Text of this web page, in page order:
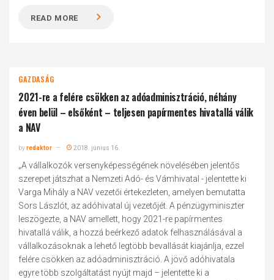
READ MORE
GAZDASÁG
2021-re a felére csökken az adóadminisztráció, néhány
éven belül – elsőként – teljesen papírmentes hivatallá válik
a NAV
byredaktor 2018. június 16.
„A vállalkozók versenyképességének növelésében jelentős
szerepet játszhat a Nemzeti Adó- és Vámhivatal - jelentette ki
Varga Mihály a NAV vezetői értekezleten, amelyen bemutatta
Sors Lászlót, az adóhivatal új vezetőjét. A pénzügyminiszter
leszögezte, a NAV amellett, hogy 2021-re papírmentes
hivatallá válik, a hozzá beérkező adatok felhasználásával a
vállalkozásoknak a lehető legtöbb bevallását kiajánlja, ezzel
felére csökken az adóadminisztráció. A jövő adóhivatala
egyre több szolgáltatást nyújt majd – jelentette ki a